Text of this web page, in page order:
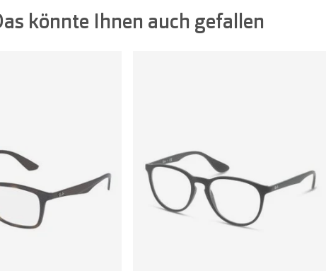
könnte Ihnen auch gefallen